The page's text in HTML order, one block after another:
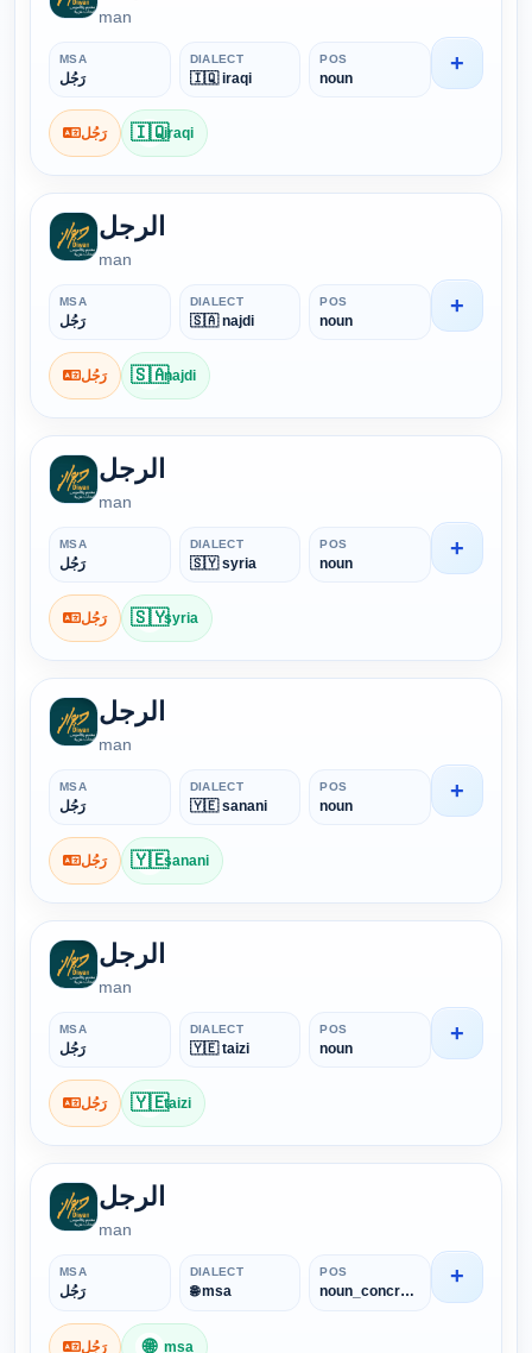
man
MSA
رَجُل
DIALECT
🇮🇶 iraqi
POS
noun
رَجُل 🇮🇶iraqi
+
الرجل
man
MSA
رَجُل
DIALECT
🇸🇦 najdi
POS
noun
رَجُل 🇸🇦najdi
+
الرجل
man
MSA
رَجُل
DIALECT
🇸🇾 syria
POS
noun
رَجُل 🇸🇾syria
+
الرجل
man
MSA
رَجُل
DIALECT
🇾🇪 sanani
POS
noun
رَجُل 🇾🇪sanani
+
الرجل
man
MSA
رَجُل
DIALECT
🇾🇪 taizi
POS
noun
رَجُل 🇾🇪taizi
+
الرجل
man
MSA
رَجُل
DIALECT
🌐 msa
POS
noun_concrete
رَجُل 🌐 msa
+